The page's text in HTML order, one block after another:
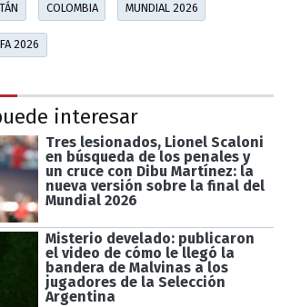
COLOMBIA MUNDIAL 2026
2026
interesar
Tres lesionados, Lionel Scaloni
en búsqueda de los penales y
un cruce con Dibu Martínez: la
nueva versión sobre la final del
Mundial 2026
Misterio develado: publicaron
el video de cómo le llegó la
bandera de Malvinas a los
jugadores de la Selección
Argentina